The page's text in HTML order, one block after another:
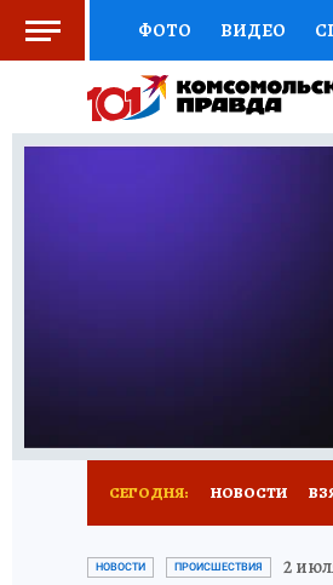
ФОТО ВИДЕО
СОЦПОДДЕРЖКА
ВЫБОР ЭКСПЕРТОВ
СЕГОДНЯ: НОВОСТИ
УКРАИНА:
НОВОСТИ ПРОИСШЕСТВИЯ 2